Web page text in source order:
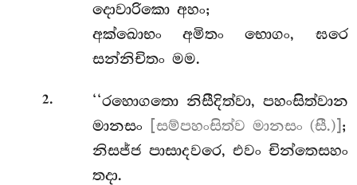
දොවාරිකො අහං;
අක්ඛොභං අමිතං භොගං, ඝරෙ
සන්නිචිතං මම.
2.
‘‘රහොගතො නිසීදිත්වා, පහංසිත්වාන
මානසං
[සම්පහංසිත්ව මානසං (සී.)] ;
නිසජ්ජ පාසාදවරෙ, එවං චින්තෙසහං
තදා.